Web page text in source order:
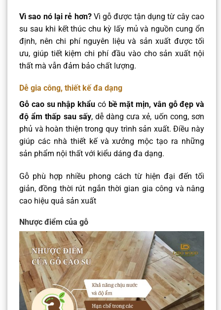
Vì sao nó lại rẻ hơn? Vì gỗ được tận dụng từ cây cao
su sau khi kết thúc chu kỳ lấy mủ và nguồn cung ổn
định, nên chi phí nguyên liệu và sản xuất được tối
ưu, giúp tiết kiệm chi phí đầu vào cho sản xuất nội
thất mà vẫn đảm bảo chất lượng.
Dễ gia công, thiết kế đa dạng
Gỗ cao su nhập khẩu có bề mặt mịn, vân gỗ đẹp và
độ ẩm thấp sau sấy, dễ dàng cưa xẻ, uốn cong, sơn
phủ và hoàn thiện trong quy trình sản xuất. Điều này
giúp các nhà thiết kế và xưởng mộc tạo ra những
sản phẩm nội thất với kiểu dáng đa dạng.
Gỗ phù hợp nhiều phong cách từ hiện đại đến tối
giản, đồng thời rút ngắn thời gian gia công và nâng
cao hiệu quả sản xuất
Nhược điểm của gỗ